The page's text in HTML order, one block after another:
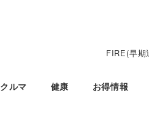
FIRE(早期
クルマ 健康 お得情報